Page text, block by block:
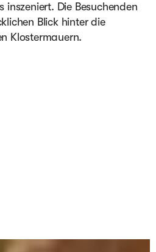
inszeniert. Die Besuchenden
Blick hinter die
Klostermauern.